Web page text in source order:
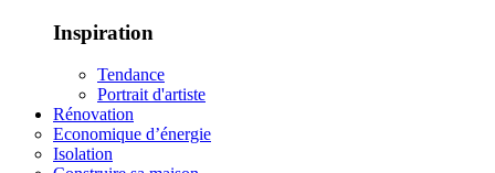
Inspiration
Tendance
Portrait d'artiste
Rénovation
Economique d’énergie
Isolation